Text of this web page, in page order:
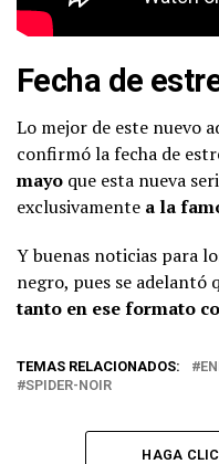
Fecha de
Lo mejor de este nuevo
confirmó la fecha de
mayo que esta nueva
exclusivamente a la
Y buenas noticias para
negro, pues se adelantó
tanto en ese formato
TEMAS RELACIONADOS:
SPIDER-NOIR
HAGA